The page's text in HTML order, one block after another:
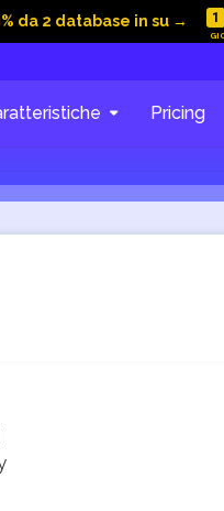
da 2 database in su → 1
Pricing